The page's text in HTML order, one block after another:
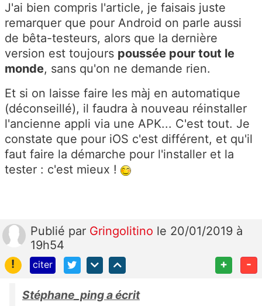
J'ai bien compris l'article, je faisais juste
remarquer que pour Android on parle aussi
de bêta-testeurs, alors que la dernière
version est toujours poussée pour tout le
monde, sans qu'on ne demande rien.
Et si on laisse faire les màj en automatique
(déconseillé), il faudra à nouveau réinstaller
l'ancienne appli via une APK... C'est tout. Je
constate que pour iOS c'est différent, et qu'il
faut faire la démarche pour l'installer et la
tester : c'est mieux !
Publié par Gringolitino le 20/01/2019 à
19h54
!
citer + -
Stéphane_ping a écrit